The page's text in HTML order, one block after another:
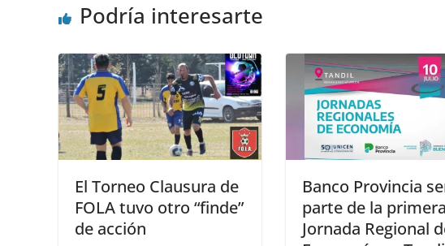
Podría interesarte
El Torneo Clausura de
FOLA tuvo otro “finde”
de acción
Banco Provincia
parte de la primera
Jornada Regional